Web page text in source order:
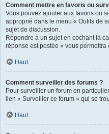
Comment mettre en favoris ou
Vous pouvez ajouter aux favoris ou
approprié dans le menu « Outils de
sujet de discussion.
Répondre à un sujet en cochant la
réponse est postée » vous
Haut
Comment surveiller des forums ?
Pour surveiller un forum en
lien « Surveiller ce forum » qui se
Haut